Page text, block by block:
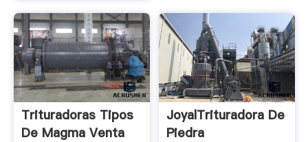
Trituradoras Tipos
De Magma Venta
JoyalTrituradora De
Piedra